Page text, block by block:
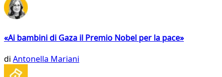
«Ai bambini di Gaza il Premio Nobel per la pace»
di Antonella Mariani